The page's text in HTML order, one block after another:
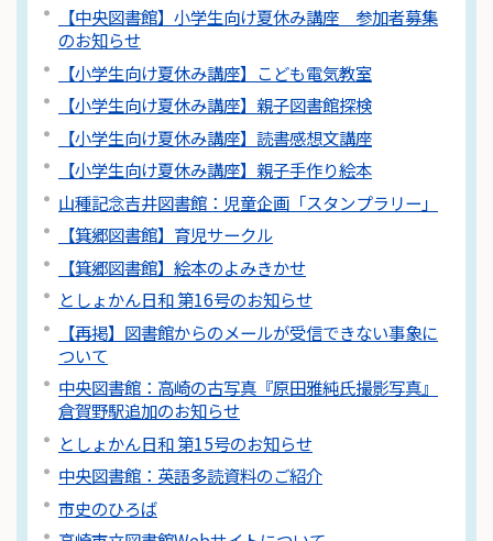
【中央図書館】小学生向け夏休み講座 参加者募集
のお知らせ
【小学生向け夏休み講座】こども電気教室
【小学生向け夏休み講座】親子図書館探検
【小学生向け夏休み講座】読書感想文講座
【小学生向け夏休み講座】親子手作り絵本
山種記念吉井図書館：児童企画「スタンプラリー」
【箕郷図書館】育児サークル
【箕郷図書館】絵本のよみきかせ
としょかん日和 第16号のお知らせ
【再掲】図書館からのメールが受信できない事象に
ついて
中央図書館：高崎の古写真『原田雅純氏撮影写真』
倉賀野駅追加のお知らせ
としょかん日和 第15号のお知らせ
中央図書館：英語多読資料のご紹介
市史のひろば